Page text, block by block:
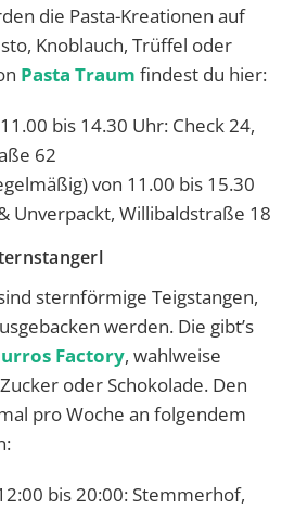
die Pasta-Kreationen auf
Knoblauch, Trüffel oder
Pasta Traum findest du hier:
bis 14.30 Uhr: Check 24,
62
von 11.00 bis 15.30
Unverpackt, Willibaldstraße 18
sternförmige Teigstangen,
werden. Die gibt’s
Factory, wahlweise
oder Schokolade. Den
pro Woche an folgendem
bis 20:00: Stemmerhof,